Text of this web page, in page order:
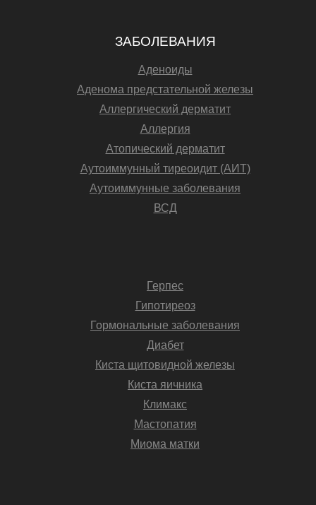
ЗАБОЛЕВАНИЯ
Аденоиды
Аденома предстательной железы
Аллергический дерматит
Аллергия
Атопический дерматит
Аутоиммунный тиреоидит (АИТ)
Аутоиммунные заболевания
ВСД
Герпес
Гипотиреоз
Гормональные заболевания
Диабет
Киста щитовидной железы
Киста яичника
Климакс
Мастопатия
Миома матки